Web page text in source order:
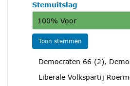
Stemuitslag
100% Voor
Toon stemmen
Democraten 66 (2),
Liberale Volkspartij